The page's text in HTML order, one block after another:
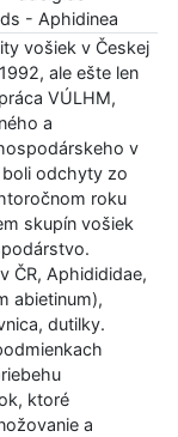
- Aphidinea
vošiek v Českej
ale ešte len
VÚLHM,
a
v
odchyty zo
roku
skupín vošiek
ČR, Aphidididae,
abietinum),
dutilky.
ktoré
a